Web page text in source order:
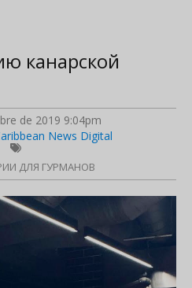
канарской
de 2019 9:04pm
News Digital
ДЛЯ ГУРМАНОВ